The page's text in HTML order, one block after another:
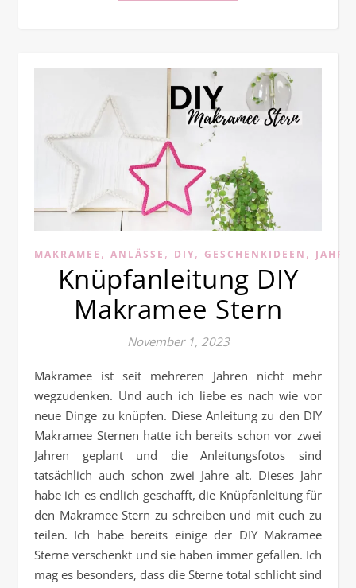
MAKRAMEE , ANLÄSSE , DIY, GESCHENKIDEEN ,
Knüpfanleitung DIY
Makramee Stern
November 1, 2023
Makramee ist seit mehreren Jahren nicht mehr
wegzudenken. Und auch ich liebe es nach wie vor
neue Dinge zu knüpfen. Diese Anleitung zu den DIY
Makramee Sternen hatte ich bereits schon vor zwei
Jahren geplant und die Anleitungsfotos sind
tatsächlich auch schon zwei Jahre alt. Dieses Jahr
habe ich es endlich geschafft, die Knüpfanleitung für
den Makramee Stern zu schreiben und mit euch zu
teilen. Ich habe bereits einige der DIY Makramee
Sterne verschenkt und sie haben immer gefallen. Ich
mag es besonders, dass die Sterne total schlicht sind